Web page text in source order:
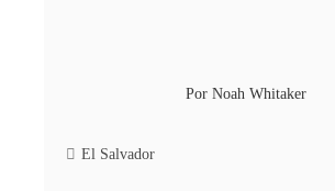
Por Noah Whitaker
El Salvador